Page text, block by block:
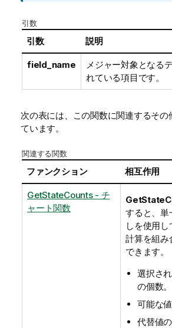
引数
引数 説明
field_name
メジャー対象となる
れている項目です。
次の表には、この関数に関連するその
ています。
関連する関数
ファンクション 相互作用
GetStateCounts - チ
ャート関数
すると、単
しを使用
計算を組み
できます。
選択さ
の個数。
可能な値
代替値の